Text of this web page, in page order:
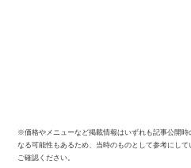
※価格やメニューなど掲載情報はいずれも記事公開
なる可能性もあるため、当時のものとして参考にし
ご確認ください。